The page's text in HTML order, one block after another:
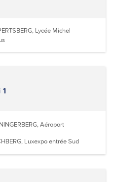
Lycée Michel
1
Aéroport
Luxexpo entrée Sud